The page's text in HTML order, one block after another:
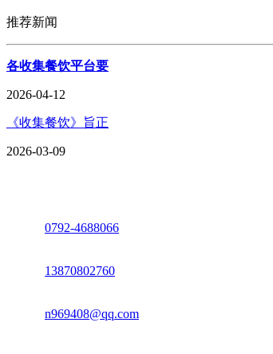
推荐新闻
各收集餐饮平台要
2026-04-12
《收集餐饮》旨正
2026-03-09
0792-4688066
13870802760
n969408@qq.com